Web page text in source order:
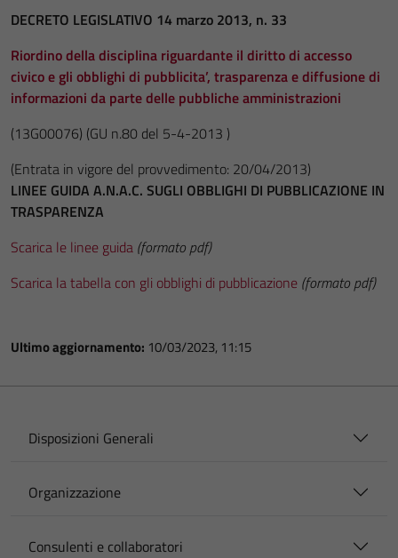
DECRETO LEGISLATIVO 14 marzo 2013, n. 33
Riordino della disciplina riguardante il diritto di accesso
civico e gli obblighi di pubblicita’, trasparenza e diffusione di
informazioni da parte delle pubbliche amministrazioni
(13G00076) (GU n.80 del 5-4-2013 )
(Entrata in vigore del provvedimento: 20/04/2013)
LINEE GUIDA A.N.A.C. SUGLI OBBLIGHI DI PUBBLICAZIONE IN
TRASPARENZA
Scarica le linee guida (formato pdf)
Scarica la tabella con gli obblighi di pubblicazione (formato pdf)
Ultimo aggiornamento: 10/03/2023, 11:15
Disposizioni Generali
Organizzazione
Consulenti e collaboratori